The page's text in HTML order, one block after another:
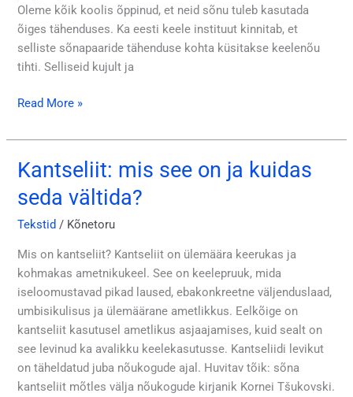
Oleme kõik koolis õppinud, et neid sõnu tuleb kasutada
õiges tähenduses. Ka eesti keele instituut kinnitab, et
selliste sõnapaaride tähenduse kohta küsitakse keelenõu
tihti. Selliseid kujult ja
kasutada?
Read More »
Kantseliit: mis see on ja kuidas
seda vältida?
Tekstid / Kõnetoru
Mis on kantseliit? Kantseliit on ülemäära keerukas ja
kohmakas ametnikukeel. See on keelepruuk, mida
iseloomustavad pikad laused, ebakonkreetne väljenduslaad,
umbisikulisus ja ülemäärane ametlikkus. Eelkõige on
kantseliit kasutusel ametlikus asjaajamises, kuid sealt on
see levinud ka avalikku keelekasutusse. Kantseliidi levikut
on täheldatud juba nõukogude ajal. Huvitav tõik: sõna
kantseliit mõtles välja nõukogude kirjanik Kornei Tšukovski.
Kantseliit:
see
on
kuidas
seda
vältida?